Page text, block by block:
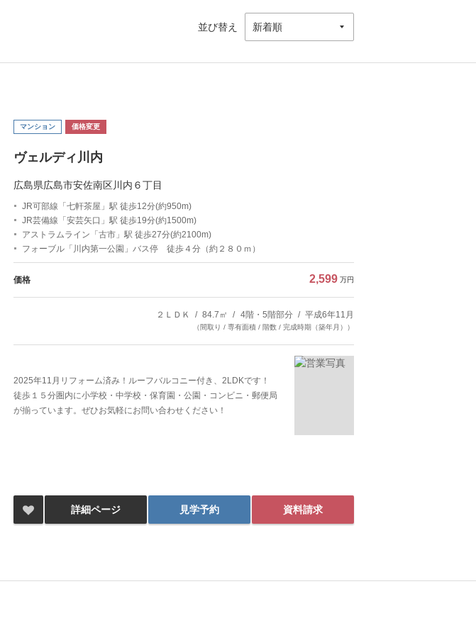
並び替え
マンション 価格変更
ヴェルディ川内
広島県広島市安佐南区川内６丁目
JR可部線「七軒茶屋」駅 徒歩12分(約950m)
JR芸備線「安芸矢口」駅 徒歩19分(約1500m)
アストラムライン「古市」駅 徒歩27分(約2100m)
フォーブル「川内第一公園」バス停 徒歩４分（約２８０ｍ）
価格 2,599 万円
２ＬＤＫ 84.7㎡ 4階・5階部分 平成6年11月
（間取り / 専有面積 / 階数 / 完成時期（築年月））
2025年11月リフォーム済み！ルーフバルコニー付き、2LDKです！
徒歩１５分圏内に小学校・中学校・保育園・公園・コンビニ・郵便局
が揃っています。ぜひお気軽にお問い合わせください！
詳細ページ 見学予約 資料請求